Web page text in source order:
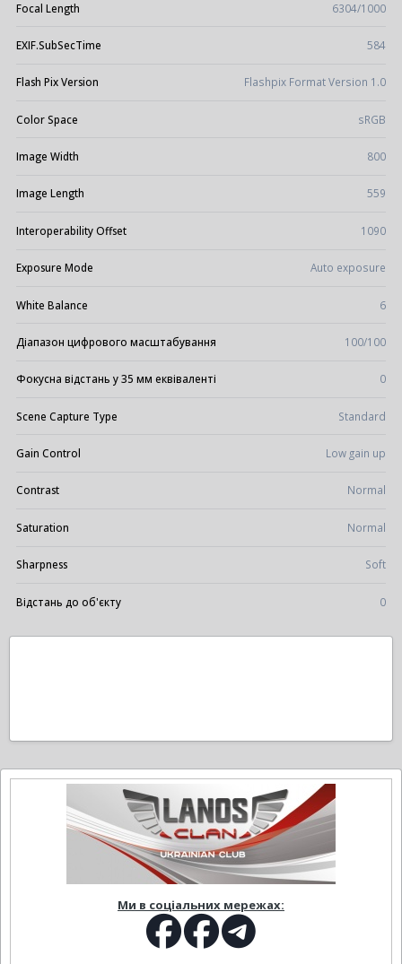
Focal Length 6304/1000
EXIF.SubSecTime 584
Flash Pix Version Flashpix Format Version 1.0
Color Space sRGB
Image Width 800
Image Length 559
Interoperability Offset 1090
Exposure Mode Auto exposure
White Balance 6
Діапазон цифрового масштабування 100/100
Фокусна відстань у 35 мм еквіваленті 0
Scene Capture Type Standard
Gain Control Low gain up
Contrast Normal
Saturation Normal
Sharpness Soft
Відстань до об'єкту 0
Ми в соціальних мережах: